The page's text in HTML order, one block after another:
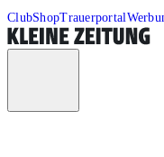
ClubShopTrauerportal